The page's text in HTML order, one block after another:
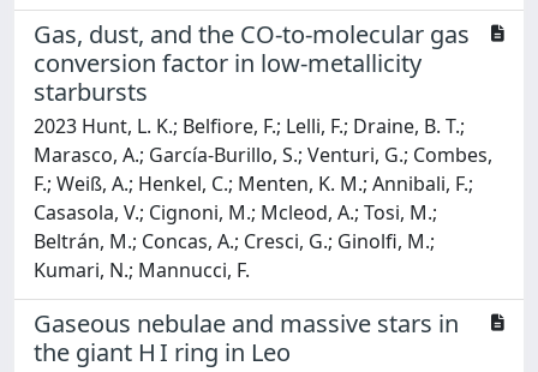
Gas, dust, and the CO-to-molecular gas
conversion factor in low-metallicity
starbursts
2023 Hunt, L. K.; Belfiore, F.; Lelli, F.; Draine, B. T.;
Marasco, A.; García-Burillo, S.; Venturi, G.; Combes,
F.; Weiß, A.; Henkel, C.; Menten, K. M.; Annibali, F.;
Casasola, V.; Cignoni, M.; Mcleod, A.; Tosi, M.;
Beltrán, M.; Concas, A.; Cresci, G.; Ginolfi, M.;
Kumari, N.; Mannucci, F.
Gaseous nebulae and massive stars in
the giant H I ring in Leo